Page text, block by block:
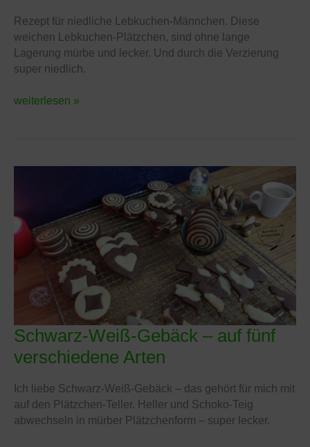
Rezept für niedliche Lebkuchen-Männchen. Diese
weichen Lebkuchen-Plätzchen, sind ohne lange
Lagerung mürbe und lecker. Und durch die Verzierung
super niedlich.
Männchen
weiterlesen »
Schwarz-Weiß-Gebäck – auf fünf
verschiedene Arten
Ich liebe Schwarz-Weiß-Gebäck – das gehört für mich mit
auf den Plätzchen-Teller. Heller und Schoko-Teig
abwechseln in mürber Plätzchenform – super lecker.
Schwarz-
Gebäck
auf
fünf
verschiedene